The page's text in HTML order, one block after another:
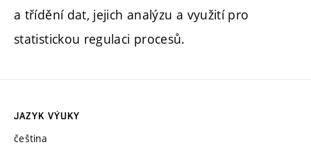
a třídění dat, jejich analýzu a využití pro
statistickou regulaci procesů.
JAZYK VÝUKY
čeština